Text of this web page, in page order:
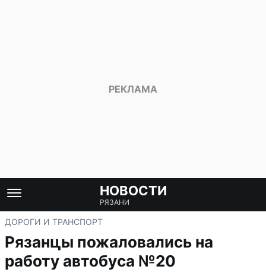
НОВОСТИ
РЯЗАНИ
ДОРОГИ И ТРАНСПОРТ
Рязанцы пожаловались на
работу автобуса №20